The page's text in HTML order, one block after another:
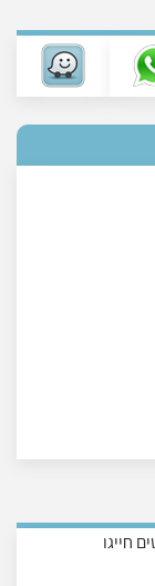
חייגו